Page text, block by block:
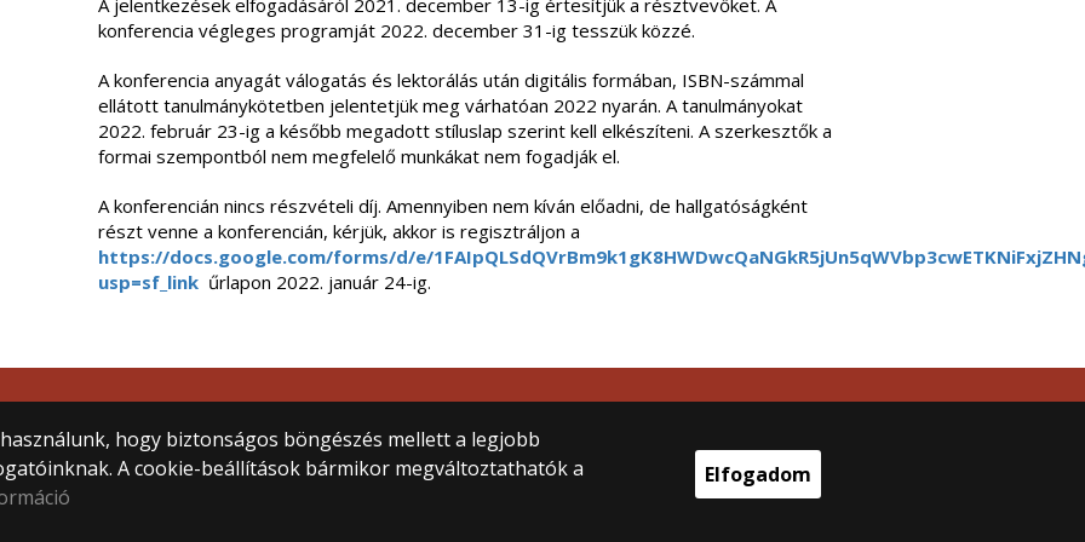
A jelentkezések elfogadásáról 2021. december 13-ig értesítjük a résztvevőket. A
konferencia végleges programját 2022. december 31-ig tesszük közzé.
A konferencia anyagát válogatás és lektorálás után digitális formában, ISBN-számmal
ellátott tanulmánykötetben jelentetjük meg várhatóan 2022 nyarán. A tanulmányokat
2022. február 23-ig a később megadott stíluslap szerint kell elkészíteni. A szerkesztők a
formai szempontból nem megfelelő munkákat nem fogadják el.
A konferencián nincs részvételi díj. Amennyiben nem kíván előadni, de hallgatóságként
részt venne a konferencián, kérjük, akkor is regisztráljon a
https://docs.google.com/forms/d/e/
usp=sf_linkűrlapon 2022. január 24-ig.
hogy biztonságos böngészés mellett a legjobb
A cookie-beállítások bármikor megváltoztathatók a
Elfogadom